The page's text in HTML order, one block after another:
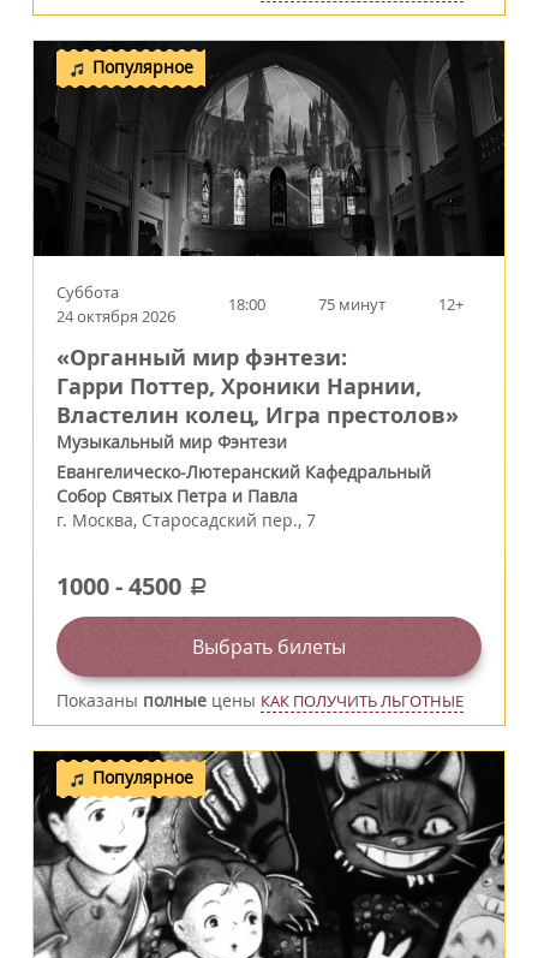
Популярное
Суббота
24 октября 2026
18:00 75 минут 12+
«Органный мир фэнтези:
Гарри Поттер, Хроники Нарнии,
Властелин колец, Игра престолов»
Музыкальный мир Фэнтези
Евангелическо-Лютеранский Кафедральный
Собор Святых Петра и Павла
г. Москва, Старосадский пер., 7
1000-4500 a
Выбрать билеты
Показаны полные цены КАК ПОЛУЧИТЬ ЛЬГОТНЫЕ
Популярное